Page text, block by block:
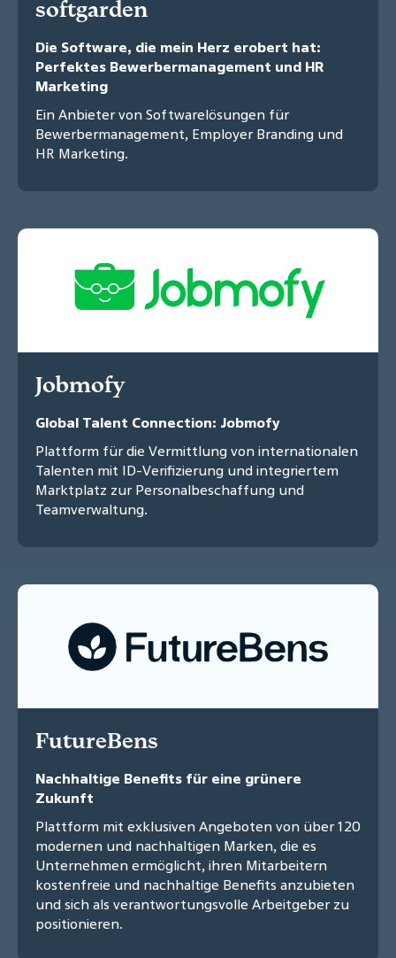
softgarden
Die Software, die mein Herz erobert hat:
Perfektes Bewerbermanagement und HR
Marketing
Ein Anbieter von Softwarelösungen für
Bewerbermanagement, Employer Branding und
HR Marketing.
Jobmofy
Global Talent Connection: Jobmofy
Plattform für die Vermittlung von internationalen
Talenten mit ID-Verifizierung und integriertem
Marktplatz zur Personalbeschaffung und
Teamverwaltung.
FutureBens
Nachhaltige Benefits für eine grünere
Zukunft
Plattform mit exklusiven Angeboten von über 120
modernen und nachhaltigen Marken, die es
Unternehmen ermöglicht, ihren Mitarbeitern
kostenfreie und nachhaltige Benefits anzubieten
und sich als verantwortungsvolle Arbeitgeber zu
positionieren.